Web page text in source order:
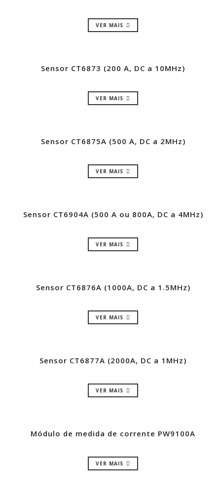
VER MAIS
Sensor CT6873 (200 A, DC a 10MHz)
VER MAIS
Sensor CT6875A (500 A, DC a 2MHz)
VER MAIS
Sensor CT6904A (500 A ou 800A, DC a 4MHz)
VER MAIS
Sensor CT6876A (1000A, DC a 1.5MHz)
VER MAIS
Sensor CT6877A (2000A, DC a 1MHz)
VER MAIS
Módulo de medida de corrente PW9100A
VER MAIS